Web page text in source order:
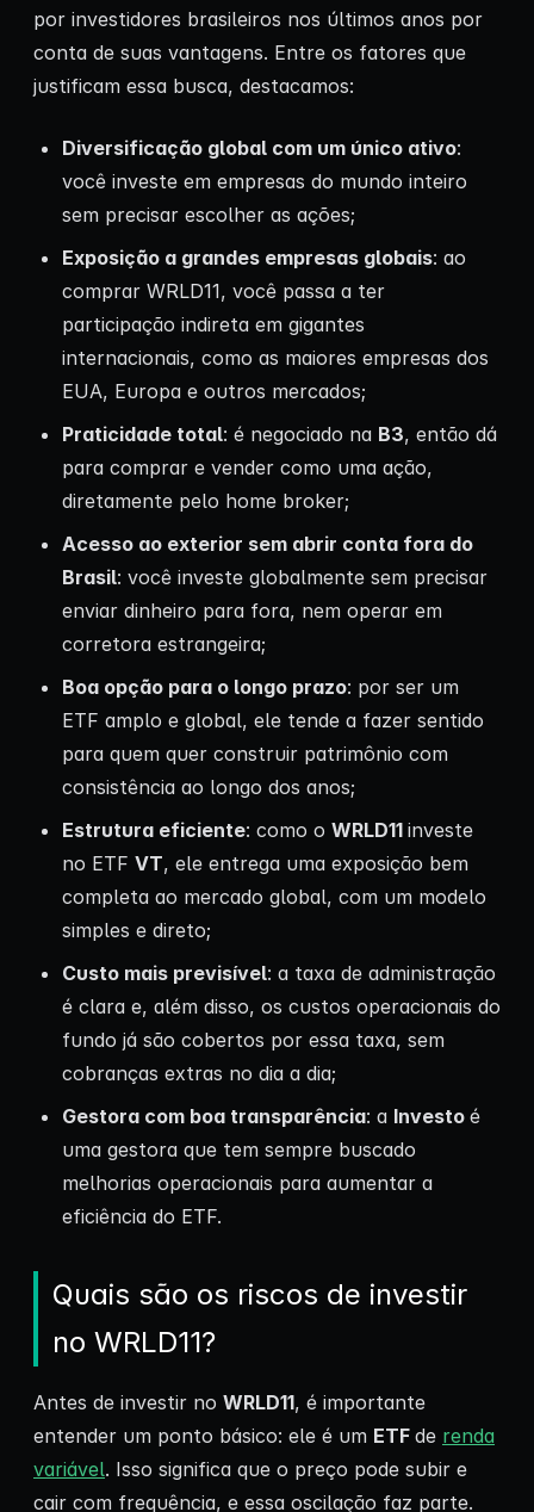
por investidores brasileiros nos últimos anos por
conta de suas vantagens. Entre os fatores que
justificam essa busca, destacamos:
Diversificação global com um único ativo:
você investe em empresas do mundo inteiro
sem precisar escolher as ações;
Exposição a grandes empresas globais: ao
comprar WRLD11, você passa a ter
participação indireta em gigantes
internacionais, como as maiores empresas dos
EUA, Europa e outros mercados;
Praticidade total: é negociado na B3, então dá
para comprar e vender como uma ação,
diretamente pelo home broker;
Acesso ao exterior sem abrir conta fora do
Brasil: você investe globalmente sem precisar
enviar dinheiro para fora, nem operar em
corretora estrangeira;
Boa opção para o longo prazo: por ser um
ETF amplo e global, ele tende a fazer sentido
para quem quer construir patrimônio com
consistência ao longo dos anos;
Estrutura eficiente: como o WRLD11 investe
no ETF VT, ele entrega uma exposição bem
completa ao mercado global, com um modelo
simples e direto;
Custo mais previsível: a taxa de administração
é clara e, além disso, os custos operacionais do
fundo já são cobertos por essa taxa, sem
cobranças extras no dia a dia;
Gestora com boa transparência: a Investo é
uma gestora que tem sempre buscado
melhorias operacionais para aumentar a
eficiência do ETF.
Quais são os riscos de investir
no WRLD11?
Antes de investir no WRLD11, é importante
entender um ponto básico: ele é um ETF de renda
variável. Isso significa que o preço pode subir e
cair com frequência, e essa oscilação faz parte.